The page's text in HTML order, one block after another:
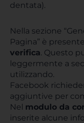
dentata).
Nella sezione
Pagina” è presente
verifica. Questo
leggermente a
utilizzando.
Facebook
aggiuntive per
Nel modulo da
inserite alcune